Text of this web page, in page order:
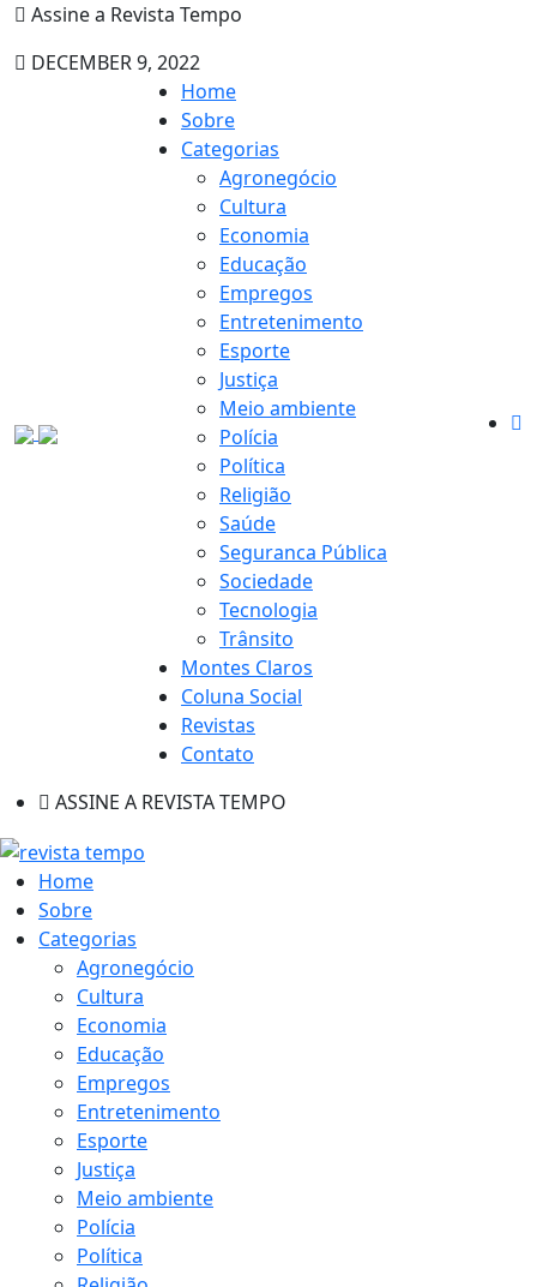
Assine a Revista Tempo
DECEMBER 9, 2022
Home
Sobre
Categorias
Agronegócio
Cultura
Economia
Educação
Empregos
Entretenimento
Esporte
Justiça
Meio ambiente
Polícia
Política
Religião
Saúde
Seguranca Pública
Sociedade
Tecnologia
Trânsito
Montes Claros
Coluna Social
Revistas
Contato
ASSINE A REVISTA TEMPO
Home
Sobre
Categorias
Agronegócio
Cultura
Economia
Educação
Empregos
Entretenimento
Esporte
Justiça
Meio ambiente
Polícia
Política